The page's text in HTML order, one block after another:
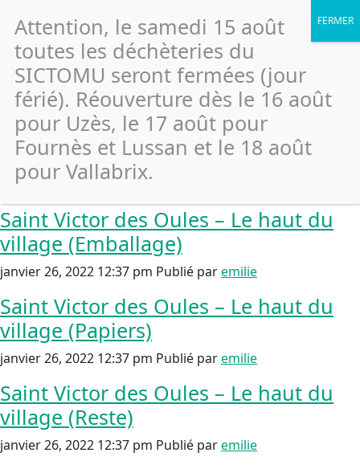
Archives
Saint Victor des Oules – Local
technique Mairie (Papiers)
janvier 26, 2022 12:37 pmPublié paremilie
Saint Victor des Oules – Local
technique Mairie (Verre)
janvier 26, 2022 12:37 pm
Saint Victor des Oules – Le haut du
village (Emballage)
janvier 26, 2022 12:37 pm Publié paremilie
Saint Victor des Oules – Le haut du
village (Papiers)
janvier 26, 2022 12:37 pm Publié paremilie
Saint Victor des Oules – Le haut du
village (Reste)
janvier 26, 2022 12:37 pm Publié paremilie
Attention, le samedi 15 août
toutes les déchèteries du
SICTOMU seront fermées (jour
férié). Réouverture dès le 16 août
pour Uzès, le 17 août pour
Fournès et Lussan et le 18 août
pour Vallabrix.